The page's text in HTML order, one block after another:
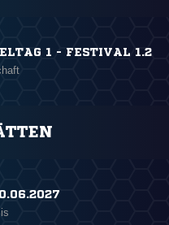
1 - FESTIVAL 1.2